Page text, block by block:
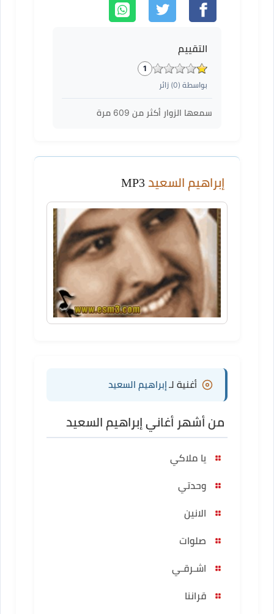
التقييم
1
بواسطة (0) زائر
سمعها الزوار أكثر من 609 مرة
إبراهيم السعيد
أغنية لـ إبراهيم السعيد
من أشهر أغاني إبراهيم السعيد
يا ملاكي
وحدتي
الانين
صلوات
اشـرقـي
قراننا